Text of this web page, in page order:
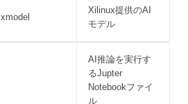
Xilinux提供のAI
モデル
AI推論を実行す
るJupter
Notebookファイ
ル